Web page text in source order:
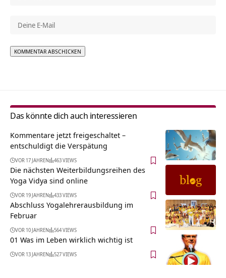
Das könnte dich auch interessieren
Kommentare jetzt freigeschaltet –
entschuldigt die Verspätung
VOR 17 JAHREN 463 VIEWS
Die nächsten Weiterbildungsreihen des
Yoga Vidya sind online
VOR 19 JAHREN 433 VIEWS
Abschluss Yogalehrerausbildung im
Februar
VOR 10 JAHREN 564 VIEWS
01 Was im Leben wirklich wichtig ist
VOR 13 JAHREN 527 VIEWS